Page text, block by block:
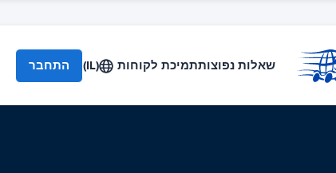
שאלות נפוצותתמיכת לקוחות (IL) התחבר